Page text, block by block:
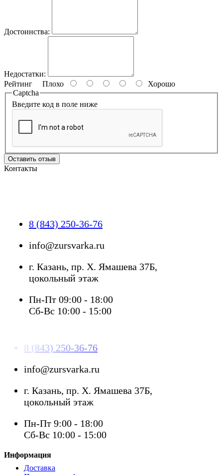
Достоинства:
Недостатки:
Рейтинг Плохо
Хорошо
Captcha
Введите код в поле ниже
Оставить отзыв
Контакты
8 (843) 250-36-76
info@zursvarka.ru
г. Казань, пр. Х. Ямашева 37Б,
цокольный этаж
Пн-Пт 09:00 - 18:00
Сб-Вс 10:00 - 15:00
8 (843) 250-36-76
info@zursvarka.ru
г. Казань, пр. Х. Ямашева 37Б,
цокольный этаж
Пн-Пт 9:00 - 18:00
Сб-Вс 10:00 - 15:00
Информация
Доставка